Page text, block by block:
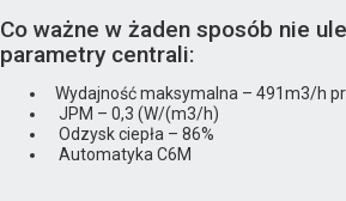
Co ważne w żaden sposób nie
parametry centrali:
Wydajność maksymalna – 491m3/h
JPM – 0,3 (W/(m3/h)
Odzysk ciepła – 86%
Automatyka C6M